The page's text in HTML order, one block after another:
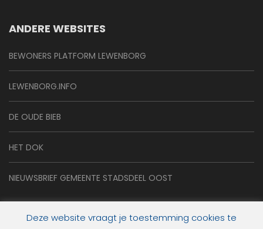
ANDERE WEBSITES
BEWONERS PLATFORM LEWENBORG
LEWENBORG.INFO
DE OUDE BIEB
HET DOK
NIEUWSBRIEF GEMEENTE STADSDEEL OOST
Deze website vraagt je toestemming cookies te